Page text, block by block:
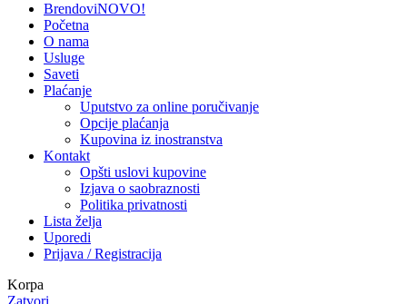
BrendoviNOVO!
Početna
O nama
Usluge
Saveti
Plaćanje
Uputstvo za online poručivanje
Opcije plaćanja
Kupovina iz inostranstva
Kontakt
Opšti uslovi kupovine
Izjava o saobraznosti
Politika privatnosti
Lista želja
Uporedi
Prijava / Registracija
Korpa